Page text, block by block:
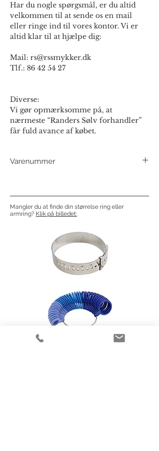
Har du nogle spørgsmål, er du altid
velkommen til at sende os en mail
eller ringe ind til vores kontor. Vi er
altid klar til at hjælpe dig:
Mail: rs@rssmykker.dk
Tlf.: 86 42 54 27
Diverse:
Vi gør opmærksomme på, at
nærmeste “Randers Sølv forhandler”
får fuld avance af købet.
Varenummer
Mangler du at finde din størrelse ring eller
armring? Klik på billedet: